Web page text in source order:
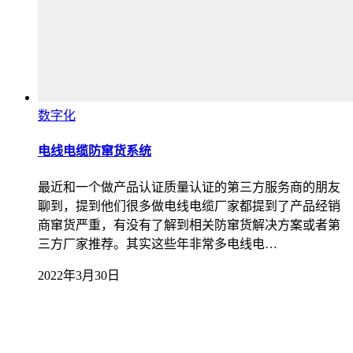
数字化
电线电缆防窜货系统
最近和一个做产品认证质量认证的第三方服务商的朋友
聊到，提到他们很多做电线电缆厂家都提到了产品经销
商窜货严重，有没有了解到相关防窜货解决方案或者第
三方厂家推荐。其实这些年非常多电线电…
2022年3月30日